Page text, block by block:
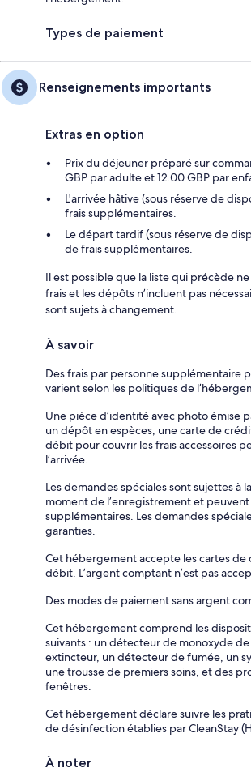
Types de paiement
Renseignements importants
Extras en option
Prix du déjeuner préparé sur
GBP par adulte et 12.00 GBP par
L'arrivée hâtive (sous réserve de
frais supplémentaires.
Le départ tardif (sous réserve de
de frais supplémentaires.
Il est possible que la liste qui précède
frais et les dépôts n’incluent pas
sont sujets à changement.
À savoir
Des frais par personne supplémentaire
varient selon les politiques de
Une pièce d’identité avec photo émise
un dépôt en espèces, une carte de
débit pour couvrir les frais accessoires
l’arrivée.
Les demandes spéciales sont sujettes à
moment de l’enregistrement et
supplémentaires. Les demandes
garanties.
Cet hébergement accepte les cartes de
débit. L’argent comptant n’est pas
Des modes de paiement sans argent
Cet hébergement comprend les
suivants : un détecteur de monoxyde
extincteur, un détecteur de fumée, un
une trousse de premiers soins, et des
fenêtres.
Cet hébergement déclare suivre les
de désinfection établies par CleanStay
À noter